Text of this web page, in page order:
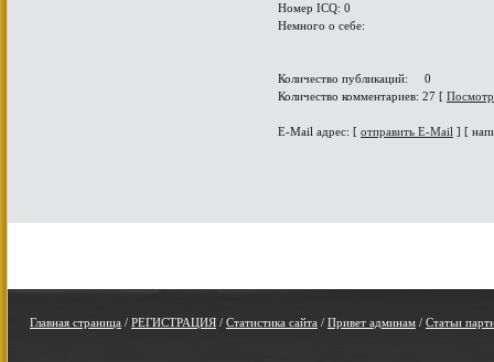
Номер ICQ: 0
Немного о себе:
Количество публикаций: 0
Количество комментариев: 27 [
E-Mail адрес: [ отправить E-Mail ] [
Главная страница / РЕГИСТРАЦИЯ / Статистика сайта / Привет админам / Статьи